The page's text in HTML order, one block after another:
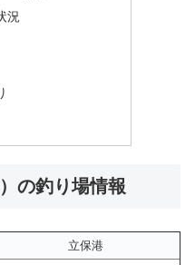
況
の釣り場情報
立保港